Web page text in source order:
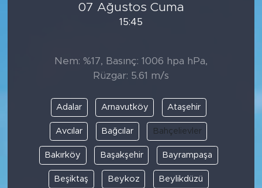
07 Ağustos Cuma
15:45
Nem: %17, Basınç: 1006 hpa hPa,
Rüzgar: 5.61 m/s
Adalar Arnavutköy Ataşehir
Avcılar Bağcılar Bahçelievler
Bakırköy Başakşehir Bayrampaşa
Beşiktaş Beykoz Beylikdüzü
POLİTİKA
EKONOMİ
SPOR